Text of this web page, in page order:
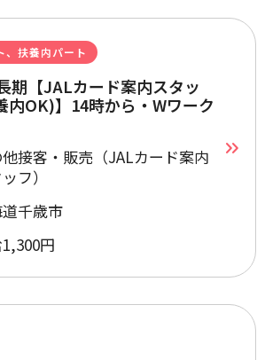
、扶養内パート
期【JALカード案内スタッ
内OK)】14時から・Wワーク
接客・販売（JALカード案内
フ）
千歳市
円